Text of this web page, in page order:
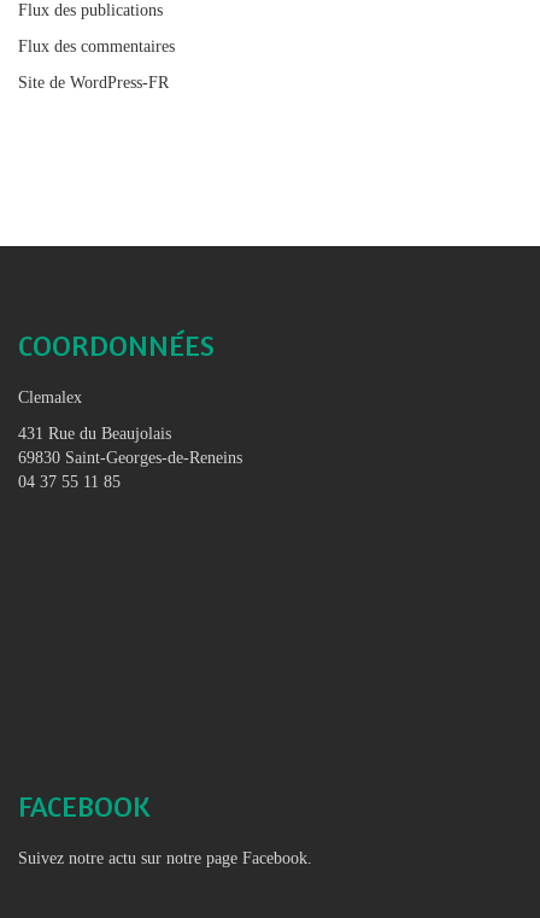
Flux des publications
Flux des commentaires
Site de WordPress-FR
COORDONNÉES
Clemalex
431 Rue du Beaujolais
69830 Saint-Georges-de-Reneins
04 37 55 11 85
FACEBOOK
Suivez notre actu sur notre page Facebook.